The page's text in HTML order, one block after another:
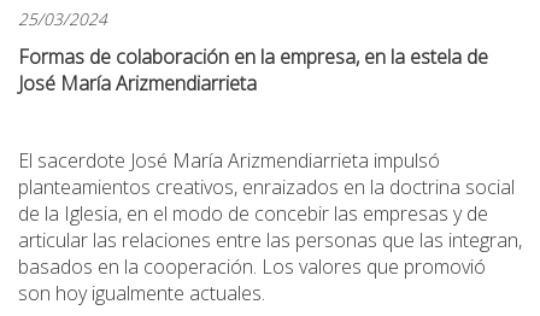
25/03/2024
Formas de colaboración en la empresa, en la estela de
José María Arizmendiarrieta
El sacerdote José María Arizmendiarrieta impulsó
planteamientos creativos, enraizados en la doctrina social
de la Iglesia, en el modo de concebir las empresas y de
articular las relaciones entre las personas que las integran,
basados en la cooperación. Los valores que promovió
son hoy igualmente actuales.